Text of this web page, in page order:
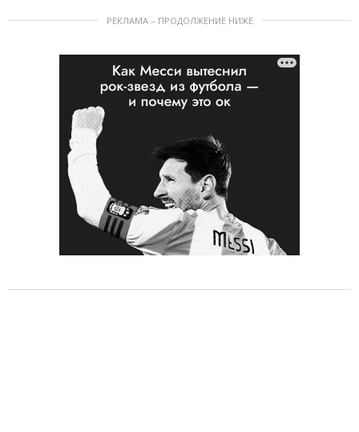
РЕКЛАМА – ПРОДОЛЖЕНИЕ НИЖЕ